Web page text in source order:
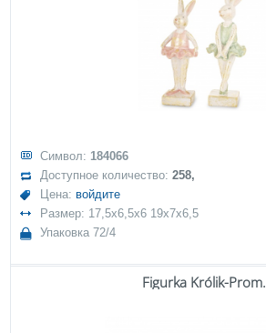
Символ: 184066
Доступное количество:258,
Цена: войдите
Размер: 17,5x6,5x6 19x7x6,5
Упаковка 72/4
Figurka Królik-Prom.